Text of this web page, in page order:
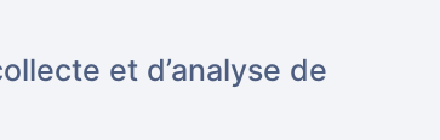
et d’analyse de